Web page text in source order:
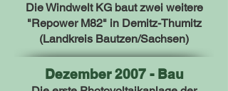
Die Windwelt KG baut zwei weitere
"Repower M82" in Demitz-Thumitz
(Landkreis Bautzen/Sachsen)
Dezember 2007 - Bau